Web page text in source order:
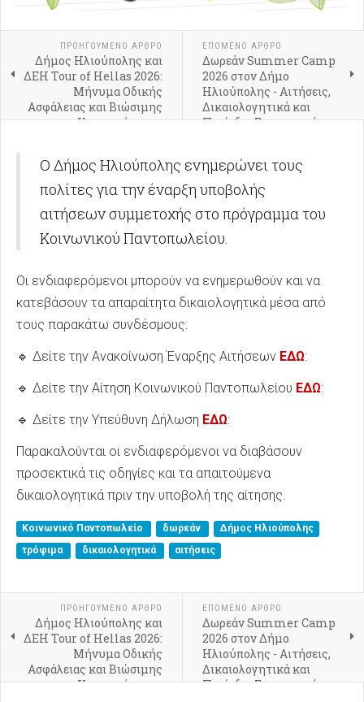
ΠΡΟΗΓΟΎΜΕΝΟ ΑΡΘΡΟ
Δήμος Ηλιούπολης και
ΔΕΗ Tour of Hellas 2026:
Μήνυμα Οδικής
Ασφάλειας και Βιώσιμης
Κινητικότητας
ΕΠΟΜΕΝΟ ΑΡΘΡΟ
Δωρεάν Summer Camp
2026 στον Δήμο
Ηλιούπολης - Αιτήσεις,
Δικαιολογητικά και
Περίοδοι Συμμετοχής
Ο Δήμος Ηλιούπολης ενημερώνει τους
πολίτες για την έναρξη υποβολής
αιτήσεων συμμετοχής στο πρόγραμμα του
Κοινωνικού Παντοπωλείου.
Οι ενδιαφερόμενοι μπορούν να ενημερωθούν και να
κατεβάσουν τα απαραίτητα δικαιολογητικά μέσα από
τους παρακάτω συνδέσμους:
🔹 Δείτε την Ανακοίνωση Έναρξης Αιτήσεων ΕΔΩ:
🔹 Δείτε την Αίτηση Κοινωνικού Παντοπωλείου ΕΔΩ:
🔹 Δείτε την Υπεύθυνη Δήλωση ΕΔΩ:
Παρακαλούνται οι ενδιαφερόμενοι να διαβάσουν
προσεκτικά τις οδηγίες και τα απαιτούμενα
δικαιολογητικά πριν την υποβολή της αίτησης.
Κοινωνικό Παντοπωλείο δωρεάν
Δήμος Ηλιούπολης
τρόφιμα
δικαιολογητικά αιτήσεις
ΠΡΟΗΓΟΎΜΕΝΟ ΑΡΘΡΟ
Δήμος Ηλιούπολης και
ΔΕΗ Tour of Hellas 2026:
Μήνυμα Οδικής
Ασφάλειας και Βιώσιμης
Κινητικότητας
ΕΠΟΜΕΝΟ ΑΡΘΡΟ
Δωρεάν Summer Camp
2026 στον Δήμο
Ηλιούπολης - Αιτήσεις,
Δικαιολογητικά και
Περίοδοι Συμμετοχής